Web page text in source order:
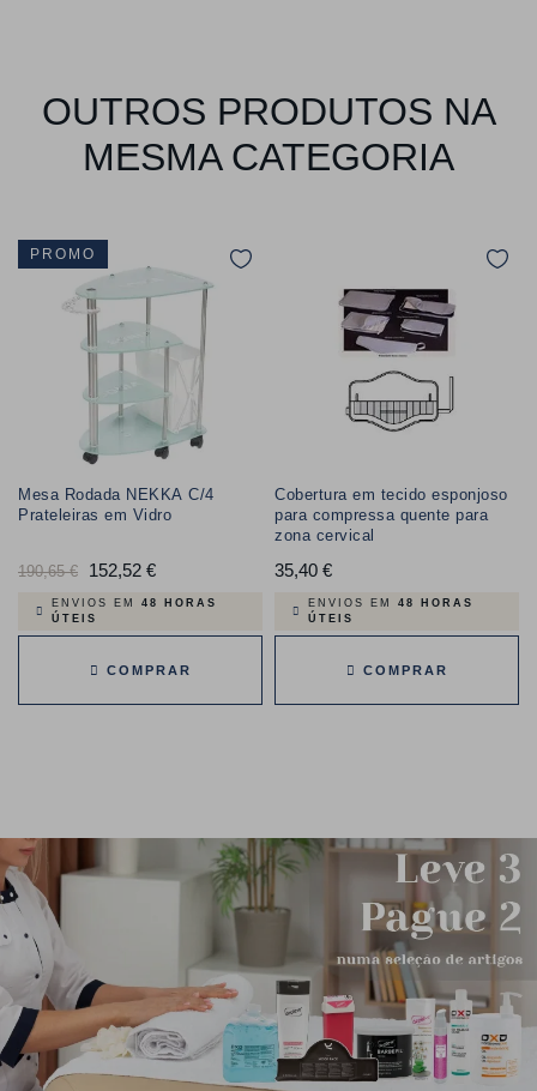
OUTROS PRODUTOS NA
MESMA CATEGORIA
PROMO
Mesa Rodada NEKKA C/4
Prateleiras em Vidro
Preço
normal
190,65 € 152,52 €Preço
ENVIOS EM 48 HORAS
ÚTEIS
COMPRAR
Cobertura em tecido esponjoso
para compressa quente para
zona cervical
35,40 €Preço
ENVIOS EM 48 HORAS
ÚTEIS
COMPRAR